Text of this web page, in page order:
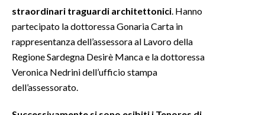
INFO AZIENDE
ABBONATI
ANNUNCI
NECROLOGI
straordinari traguardi architettonici . Hanno
partecipato la dottoressa Gonaria Carta in
rappresentanza dell’assessora al Lavoro della
Regione Sardegna Desirè Manca e la dottoressa
Veronica Nedrini dell’ufficio stampa
dell’assessorato.